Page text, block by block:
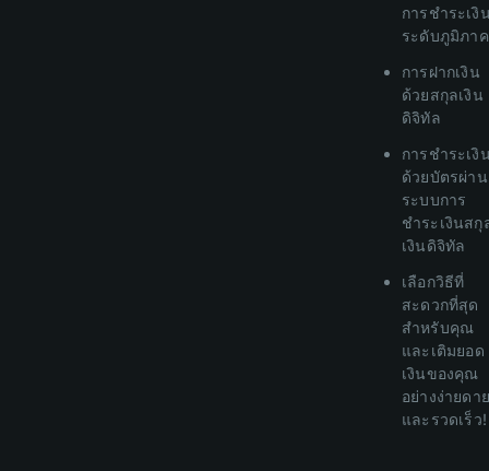
การชำระเงิ
ระดับภูมิภาค
การฝากเงิน
ด้วยสกุลเงิน
ดิจิทัล
การชำระเงิ
ด้วยบัตรผ่าน
ระบบการ
ชำระเงินสกุ
เงินดิจิทัล
เลือกวิธีที่
สะดวกที่สุด
สำหรับคุณ
และเติมยอด
เงินของคุณ
อย่างง่ายดาย
และรวดเร็ว!